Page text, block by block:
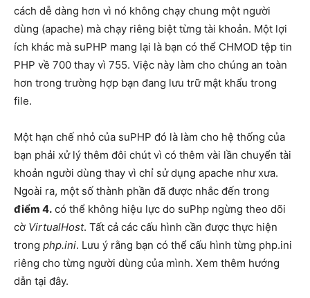
cách dễ dàng hơn vì nó không chạy chung một người
dùng (apache) mà chạy riêng biệt từng tài khoản. Một lợi
ích khác mà suPHP mang lại là bạn có thể CHMOD tệp tin
PHP về 700 thay vì 755. Việc này làm cho chúng an toàn
hơn trong trường hợp bạn đang lưu trữ mật khẩu trong
file.
Một hạn chế nhỏ của suPHP đó là làm cho hệ thống của
bạn phải xử lý thêm đôi chút vì có thêm vài lần chuyển tài
khoản người dùng thay vì chỉ sử dụng apache như xưa.
Ngoài ra, một số thành phần đã được nhắc đến trong
điểm 4. có thể không hiệu lực do suPhp ngừng theo dõi
cờ VirtualHost. Tất cả các cấu hình cần được thực hiện
trong php.ini. Lưu ý rằng bạn có thể cấu hình từng php.ini
riêng cho từng người dùng của mình. Xem thêm hướng
dẫn tại đây.